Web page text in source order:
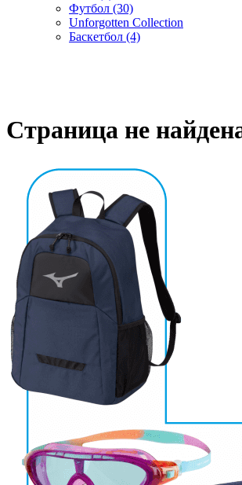
Футбол (30)
Unforgotten Collection
Баскетбол (4)
Cтраница не